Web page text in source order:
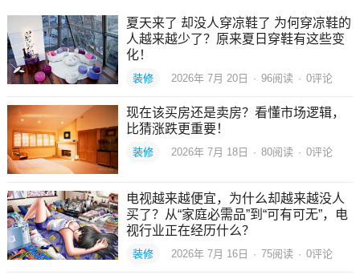
夏天来了 却没人穿凉鞋了 为何穿凉鞋的
人越来越少了？原来夏日穿鞋有这些变
化！
装修 2026年 7月 20日 · 96阅读 · 0评论
现在该买房还是卖房？看懂市场逻辑，
比猜涨跌更重要！
装修 2026年 7月 18日 · 80阅读 · 0评论
电视越来越便宜，为什么却越来越没人
买了？从“家庭必需品”到“可有可无”，电
视行业正在经历什么？
装修 2026年 7月 16日 · 75阅读 · 0评论